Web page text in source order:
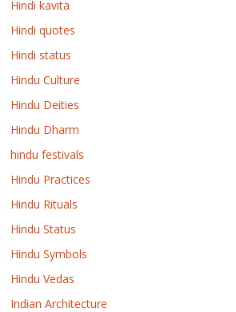
Hindi kavita
Hindi quotes
Hindi status
Hindu Culture
Hindu Deities
Hindu Dharm
hindu festivals
Hindu Practices
Hindu Rituals
Hindu Status
Hindu Symbols
Hindu Vedas
Indian Architecture